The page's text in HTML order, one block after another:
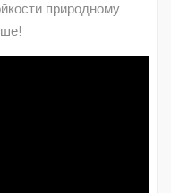
природному